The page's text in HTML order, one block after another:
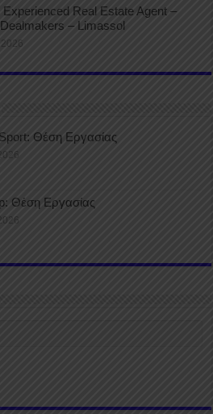
Real Estate Agent –
– Limassol
Θέση Εργασίας
Θέση Εργασίας